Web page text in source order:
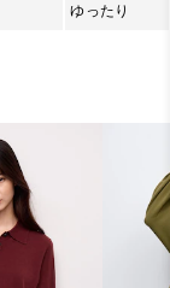
ゆったり